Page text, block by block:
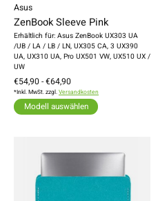
Asus
ZenBook Sleeve Pink
Erhältlich für: Asus ZenBook UX303 UA
/UB / LA / LB / LN, UX305 CA, 3 UX390
UA, UX310 UA, Pro UX501 VW, UX510 UX /
UW
€54,90 - €64,90
*Inkl. MwSt. zzgl.Versandkosten
Modell auswählen